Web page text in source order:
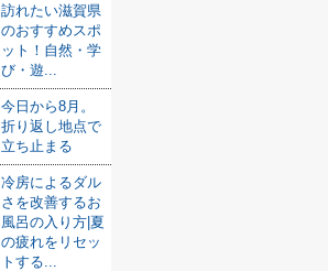
訪れたい滋賀県
のおすすめスポ
ット！自然・学
び・遊...
今日から8月。
折り返し地点で
立ち止まる
冷房によるダル
さを改善するお
風呂の入り方|夏
の疲れをリセッ
トする...